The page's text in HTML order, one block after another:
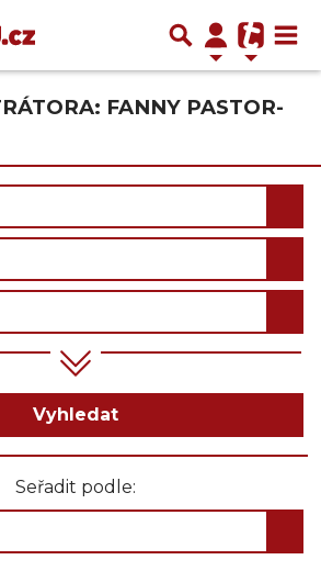
FANNY PASTOR-
Vyhledat
Seřadit podle: